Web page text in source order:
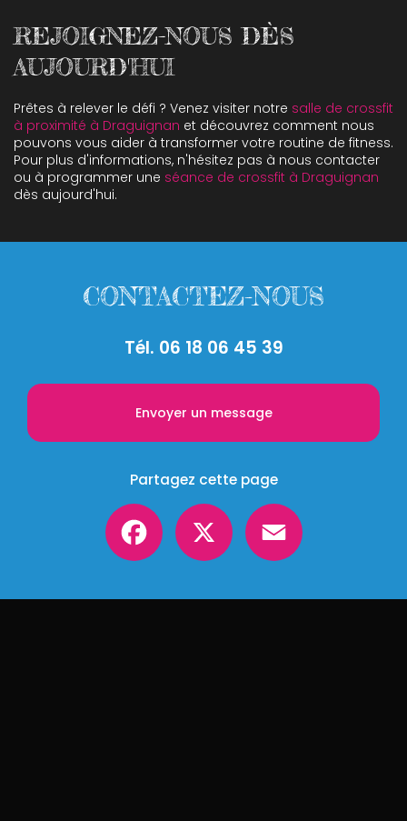
REJOIGNEZ-NOUS DÈS
AUJOURD'HUI
Prêtes à relever le défi ? Venez visiter notre salle de crossfit
à proximité à Draguignan et découvrez comment nous
pouvons vous aider à transformer votre routine de fitness.
Pour plus d'informations, n'hésitez pas à nous contacter
ou à programmer une séance de crossfit à Draguignan
dès aujourd'hui.
CONTACTEZ-NOUS
Tél. 06 18 06 45 39
Envoyer un message
Partagez cette page
Facebook